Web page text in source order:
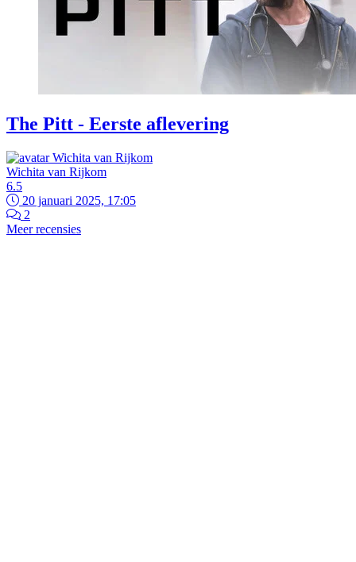
The Pitt - Eerste aflevering
Wichita van Rijkom
6.5
20 januari 2025, 17:05
2
Meer recensies